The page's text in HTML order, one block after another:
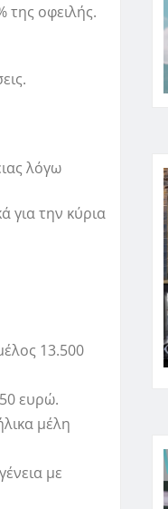
της οφειλής.
λόγω
για την κύρια
13.500
ευρώ.
μέλη
με